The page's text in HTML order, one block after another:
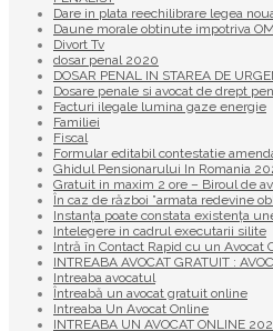
Dare in plata reechilibrare legea
Daune morale obtinute impotriva
Divort Tv
dosar penal 2020
DOSAR PENAL IN STAREA DE
Dosare penale si avocat de drept
Facturi ilegale lumina gaze energie
Familiei
Fiscal
Formular editabil contestatie
Ghidul Pensionarului In Romania
Gratuit in maxim 2 ore – Biroul de
În caz de război ”armata redevine
Instanța poate constata existenţa
Intelegere in cadrul executarii silite
Intră în Contact Rapid cu un Avocat
INTREABA AVOCAT GRATUIT :
Intreaba avocatul
Întreabă un avocat gratuit online
Intreaba Un Avocat Online
INTREABA UN AVOCAT ONLINE